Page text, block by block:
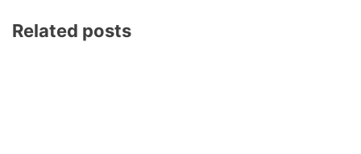
Related posts